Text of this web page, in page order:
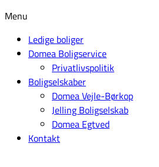
Menu
Ledige boliger
Domea Boligservice
Privatlivspolitik
Boligselskaber
Domea Vejle-Børkop
Jelling Boligselskab
Domea Egtved
Kontakt